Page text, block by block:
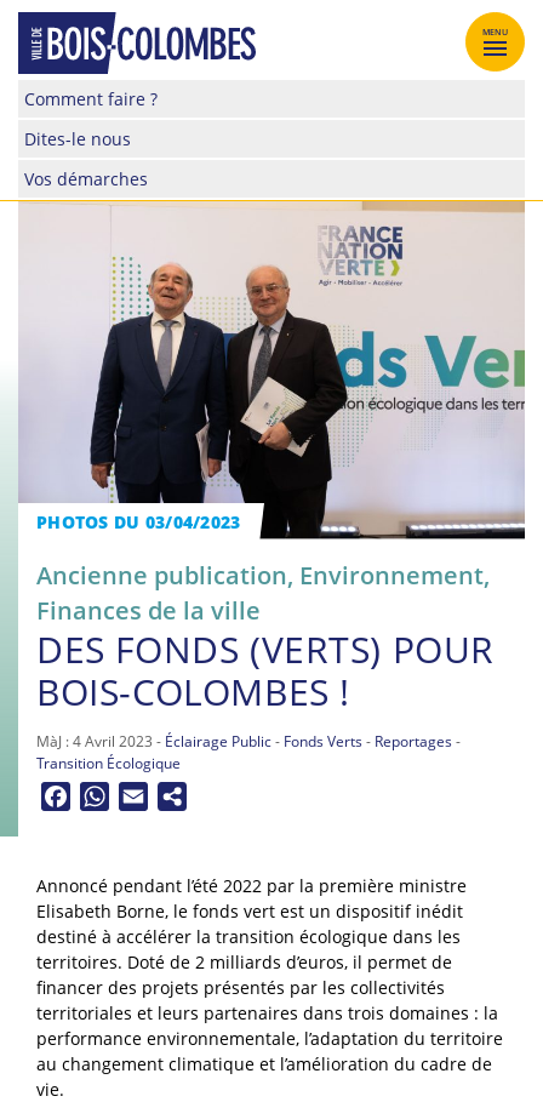
Skip
content
Site
de
la
Comment faire ?
Dites-le nous
Vos démarches
MENU
PHOTOS DU 03/04/2023
Ancienne publication, Environnement,
Finances de la ville
DES FONDS (VERTS) POUR
BOIS-COLOMBES !
MàJ : 4 Avril 2023 - Éclairage Public- Fonds Verts- Reportages-
Transition Écologique
FacebookWhatsApp
Email
Annoncé pendant l’été 2022 par la première ministre
Elisabeth Borne, le fonds vert est un dispositif inédit
destiné à accélérer la transition écologique dans les
territoires. Doté de 2 milliards d’euros, il permet de
financer des projets présentés par les collectivités
territoriales et leurs partenaires dans trois domaines : la
performance environnementale, l’adaptation du territoire
au changement climatique et l’amélioration du cadre de
vie.